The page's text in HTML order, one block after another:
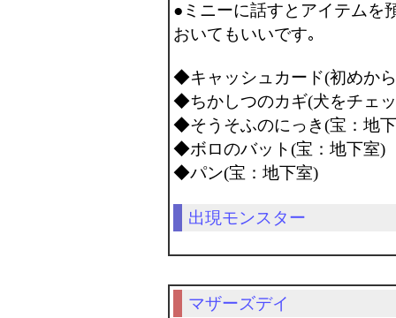
●ミニーに話すとアイテムを
おいてもいいです｡
◆キャッシュカード(初めか
◆ちかしつのカギ(犬をチェ
◆そうそふのにっき(宝：地
◆ボロのバット(宝：地下室)
◆パン(宝：地下室)
出現モンスター
マザーズデイ